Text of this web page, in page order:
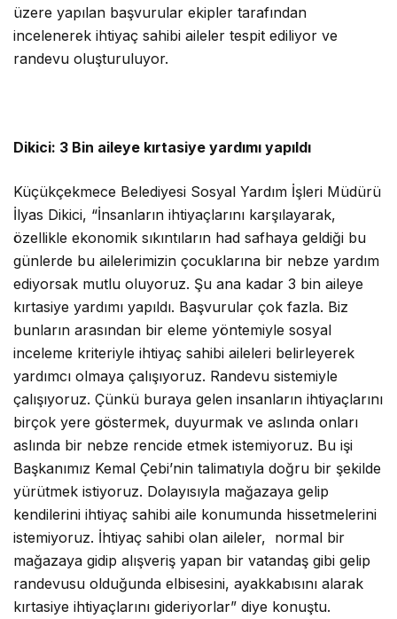
üzere yapılan başvurular ekipler tarafından
incelenerek ihtiyaç sahibi aileler tespit ediliyor ve
randevu oluşturuluyor.
Dikici: 3 Bin aileye kırtasiye yardımı yapıldı
Küçükçekmece Belediyesi Sosyal Yardım İşleri Müdürü
İlyas Dikici, “İnsanların ihtiyaçlarını karşılayarak,
özellikle ekonomik sıkıntıların had safhaya geldiği bu
günlerde bu ailelerimizin çocuklarına bir nebze yardım
ediyorsak mutlu oluyoruz. Şu ana kadar 3 bin aileye
kırtasiye yardımı yapıldı. Başvurular çok fazla. Biz
bunların arasından bir eleme yöntemiyle sosyal
inceleme kriteriyle ihtiyaç sahibi aileleri belirleyerek
yardımcı olmaya çalışıyoruz. Randevu sistemiyle
çalışıyoruz. Çünkü buraya gelen insanların ihtiyaçlarını
birçok yere göstermek, duyurmak ve aslında onları
aslında bir nebze rencide etmek istemiyoruz. Bu işi
Başkanımız Kemal Çebi’nin talimatıyla doğru bir şekilde
yürütmek istiyoruz. Dolayısıyla mağazaya gelip
kendilerini ihtiyaç sahibi aile konumunda hissetmelerini
istemiyoruz. İhtiyaç sahibi olan aileler, normal bir
mağazaya gidip alışveriş yapan bir vatandaş gibi gelip
randevusu olduğunda elbisesini, ayakkabısını alarak
kırtasiye ihtiyaçlarını gideriyorlar” diye konuştu.